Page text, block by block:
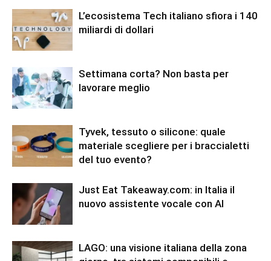
L’ecosistema Tech italiano sfiora i 140
miliardi di dollari
Settimana corta? Non basta per
lavorare meglio
Tyvek, tessuto o silicone: quale
materiale scegliere per i braccialetti
del tuo evento?
Just Eat Takeaway.com: in Italia il
nuovo assistente vocale con AI
LAGO: una visione italiana della zona